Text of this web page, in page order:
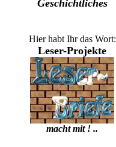
Geschichtliches
Hier habt Ihr das Wort:
Leser-Projekte
macht mit ! ..